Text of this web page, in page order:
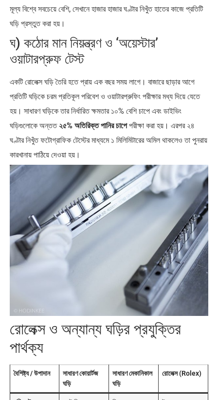
মূল্য বিশ্বে সবচেয়ে বেশি, সেখানে হাজার হাজার ঘণ্টার নিখুঁত হাতের কাজে প্রতিটি
ঘড়ি প্রস্তুত করা হয়।
ঘ) কঠোর মান নিয়ন্ত্রণ ও ‘অয়েস্টার’
ওয়াটারপ্রুফ টেস্ট
একটি রোলেক্স ঘড়ি তৈরি হতে প্রায় এক বছর সময় লাগে। বাজারে ছাড়ার আগে
প্রতিটি ঘড়িকে চরম প্রতিকূল পরিবেশ ও ওয়াটারপ্রুফিং পরীক্ষার মধ্য দিয়ে যেতে
হয়। সাধারণ ঘড়িকে তার নির্ধারিত ক্ষমতার ১০% বেশি চাপে এবং ডাইভিং
ঘড়িগুলোকে অন্তত২৫% অতিরিক্ত পানির চাপেপরীক্ষা করা হয়। এরপর ২৪
ঘণ্টার নিখুঁত ফটোগ্রাফিক টেস্টের মাধ্যমে ১ মিলিমিটারের অমিল থাকলেও তা পুনরায়
কারখানায় পাঠিয়ে দেওয়া হয়।
রোলেক্স ও অন্যান্য ঘড়ির প্রযুক্তির
পার্থক্য
বৈশিষ্ট্য / উপাদান
সাধারণ কোয়ার্টজ
ঘড়ি
সাধারণ মেকানিকাল
ঘড়ি
রোলেক্স (Rolex)